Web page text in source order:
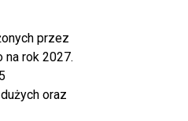
przez
rok 2027.
oraz